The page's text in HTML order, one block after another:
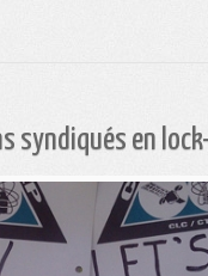
syndiqués en